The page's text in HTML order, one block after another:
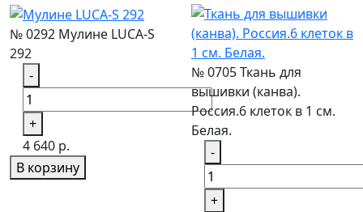
№ 0292 Мулине LUCA-S
292
-
+
4 640 р.
В корзину
№ 0705 Ткань для
вышивки (канва).
Россия.6 клеток в 1 см.
Белая.
-
+